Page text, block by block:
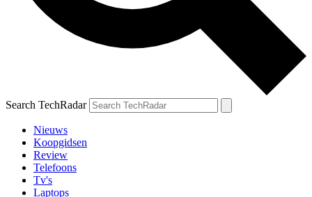
Search TechRadar
Nieuws
Koopgidsen
Review
Telefoons
Tv's
Laptops